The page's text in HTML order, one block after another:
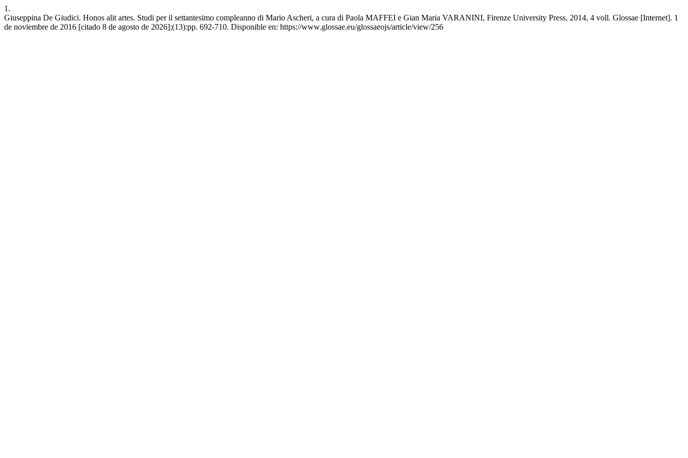
1.
Giuseppina De Giudici. Honos alit artes. Studi per il settantesimo compleanno di Mario Ascheri, a cura di Paola MAFFEI e Gian Maria VARANINI, Firenze University Press, 2014, 4 voll. Glossae [Internet]. 1
de noviembre de 2016 [citado 8 de agosto de 2026];(13):pp. 692-710. Disponible en: https://www.glossae.eu/glossaeojs/article/view/256